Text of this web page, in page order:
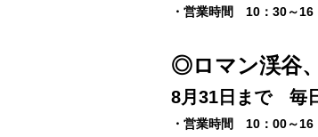
・営業時間 10：30～16
◎ロマン渓谷
8月31日まで 毎
・営業時間 10：00～16